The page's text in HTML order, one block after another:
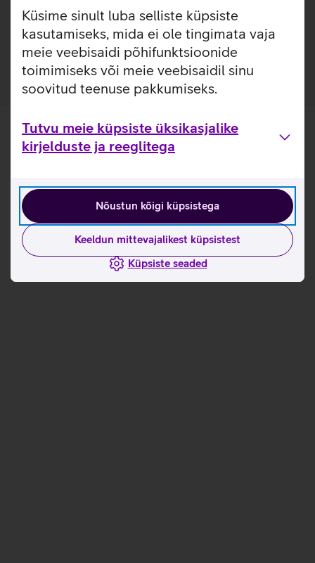
Küsime sinult luba selliste küpsiste
kasutamiseks, mida ei ole tingimata vaja
meie veebisaidi põhifunktsioonide
toimimiseks või meie veebisaidil sinu
soovitud teenuse pakkumiseks.
Tutvu meie küpsiste üksikasjalike
kirjelduste ja reeglitega
Nõustun kõigi küpsistega
Keeldun mittevajalikest küpsistest
Küpsiste seaded
Puro silikoonist kellarihm on vastupidav, tugev ja pehme.
Tänu oma lihtsale kinnitusele, on kella mugav kanda nii
treeningutel kui ka muid igapäevatoiminguid tehes.